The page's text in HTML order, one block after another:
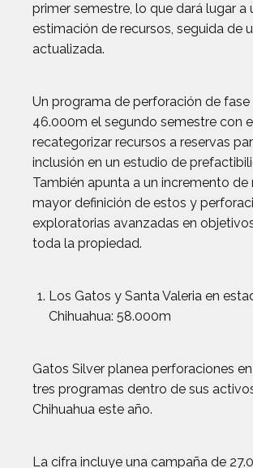
primer semestre, lo que dará lugar a
estimación de recursos, seguida de
actualizada.
Un programa de perforación de fase
46.000m el segundo semestre con
recategorizar recursos a reservas
inclusión en un estudio de
También apunta a un incremento de
mayor definición de estos y
exploratorias avanzadas en
toda la propiedad.
Los Gatos y Santa Valeria en
Chihuahua: 58.000m
Gatos Silver planea perforaciones
tres programas dentro de sus
Chihuahua este año.
La cifra incluye una campaña de